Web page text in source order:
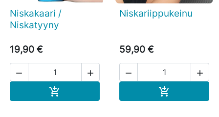
Niskakaari /
Niskatyyny
19,90 €
 

Niskariippukeinu
59,90 €
 
